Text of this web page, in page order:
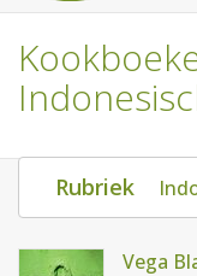
Rubriek
Vega